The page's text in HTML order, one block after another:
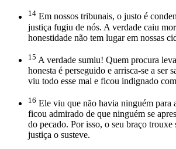
14 Em nossos tribunais, o justo é
justiça fugiu de nós. A verdade caiu
honestidade não tem lugar em nossas
15 A verdade sumiu! Quem procura
honesta é perseguido e arrisca-se a ser
viu todo esse mal e ficou indignado
16 Ele viu que não havia ninguém para
ficou admirado de que ninguém se
do pecado. Por isso, o seu braço trouxe
justiça o susteve.